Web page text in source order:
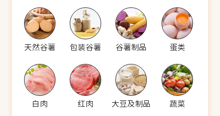
天然谷薯 包装谷薯 谷薯制品 蛋类
白肉 红肉 大豆及制品 蔬菜